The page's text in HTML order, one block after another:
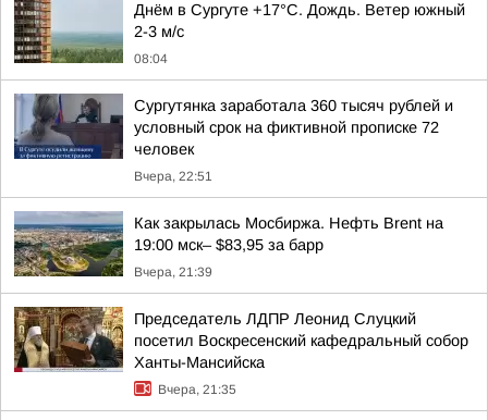
Днём в Сургуте +17°С. Дождь. Ветер южный
2-3 м/с
08:04
Сургутянка заработала 360 тысяч рублей и
условный срок на фиктивной прописке 72
человек
Вчера, 22:51
Как закрылась Мосбиржа. Нефть Brent на
19:00 мск– $83,95 за барр
Вчера, 21:39
Председатель ЛДПР Леонид Слуцкий
посетил Воскресенский кафедральный собор
Ханты-Мансийска
Вчера, 21:35